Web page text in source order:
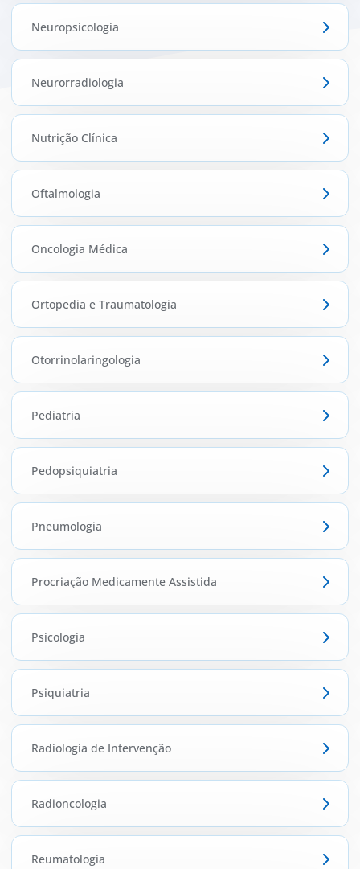
Neuropsicologia
Neurorradiologia
Nutrição Clínica
Oftalmologia
Oncologia Médica
Ortopedia e Traumatologia
Otorrinolaringologia
Pediatria
Pedopsiquiatria
Pneumologia
Procriação Medicamente Assistida
Psicologia
Psiquiatria
Radiologia de Intervenção
Radioncologia
Reumatologia